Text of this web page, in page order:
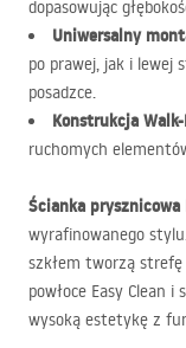
dopasowując
Uniwersalny
po prawej, jak i lewej
posadzce.
Konstrukcja
ruchomych
Ścianka prysznicowa
wyrafinowanego
szkłem tworzą strefę
powłoce Easy Clean
wysoką estetykę z